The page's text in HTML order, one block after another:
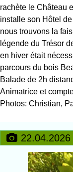
rachète le Château
installe son Hôtel
nous trouvons la
légende du Trésor
en hiver était
parcours du bois
Balade de 2h
Animatrice et
Photos: Christian,